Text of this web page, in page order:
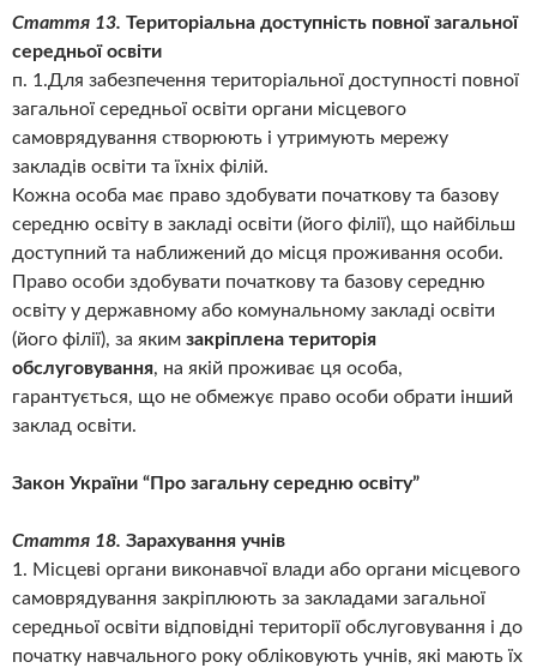
Стаття 13. Територіальна доступність повної загальної
середньої освіти
п. 1.Для забезпечення територіальної доступності повної
загальної середньої освіти органи місцевого
самоврядування створюють і утримують мережу
закладів освіти та їхніх філій.
Кожна особа має право здобувати початкову та базову
середню освіту в закладі освіти (його філії), що найбільш
доступний та наближений до місця проживання особи.
Право особи здобувати початкову та базову середню
освіту у державному або комунальному закладі освіти
(його філії), за яким закріплена територія
обслуговування, на якій проживає ця особа,
гарантується, що не обмежує право особи обрати інший
заклад освіти.
Закон України “Про загальну середню освіту”
Стаття 18. Зарахування учнів
1. Місцеві органи виконавчої влади або органи місцевого
самоврядування закріплюють за закладами загальної
середньої освіти відповідні території обслуговування і до
початку навчального року обліковують учнів, які мають їх